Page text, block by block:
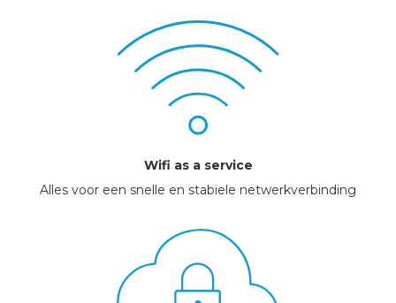
Wifi as a service
Alles voor een snelle en stabiele netwerkverbinding